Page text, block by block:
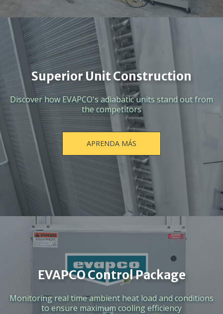
Superior Unit Construction
Discover how EVAPCO's adiabatic units stand out from
the competitors
APRENDA MÁS
EVAPCO Control Package
Monitoring real time ambient heat load and conditions
to ensure maximum cooling efficiency